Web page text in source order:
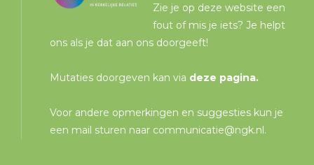
Zie je op deze website een
fout of mis je iets? Je helpt
ons als je dat aan ons doorgeeft!
Mutaties doorgeven kan via deze pagina.
Voor andere opmerkingen en suggesties kun je
een mail sturen naar communicatie@ngk.nl.